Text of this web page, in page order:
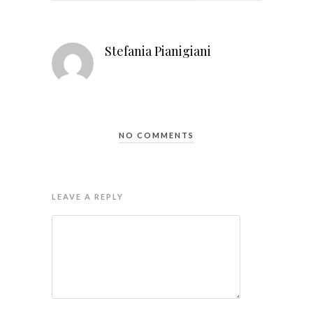
Stefania Pianigiani
NO COMMENTS
LEAVE A REPLY